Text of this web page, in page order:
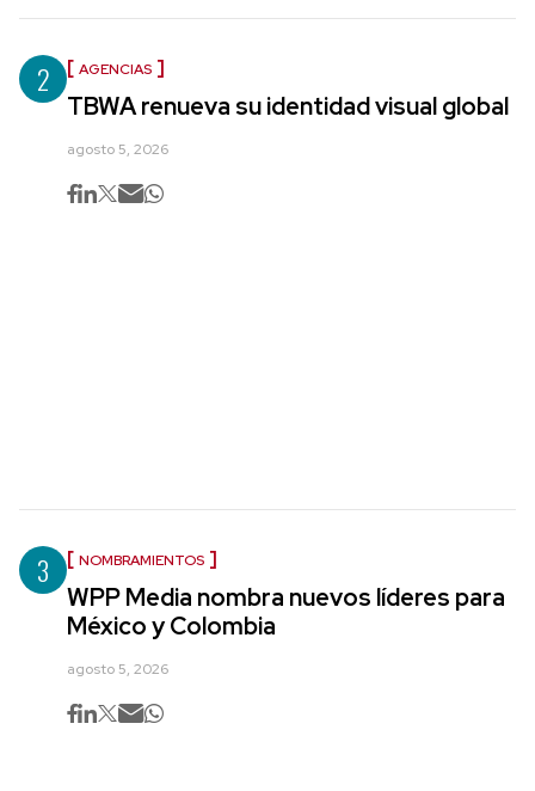
2 AGENCIAS
TBWA renueva su identidad visual global
agosto 5, 2026
3 NOMBRAMIENTOS
WPP Media nombra nuevos líderes para
México y Colombia
agosto 5, 2026